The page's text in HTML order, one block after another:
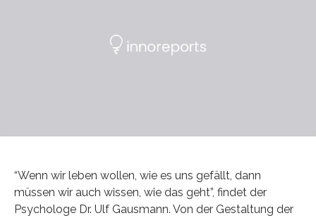
“Wenn wir leben wollen, wie es uns gefällt, dann
müssen wir auch wissen, wie das geht”, findet der
Psychologe Dr. Ulf Gausmann. Von der Gestaltung der